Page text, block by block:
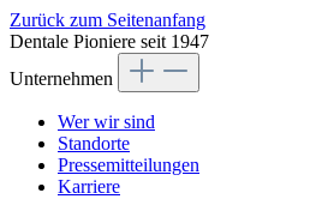
Zurück zum Seitenanfang
Dentale Pioniere seit 1947
Unternehmen
Wer wir sind
Standorte
Pressemitteilungen
Karriere